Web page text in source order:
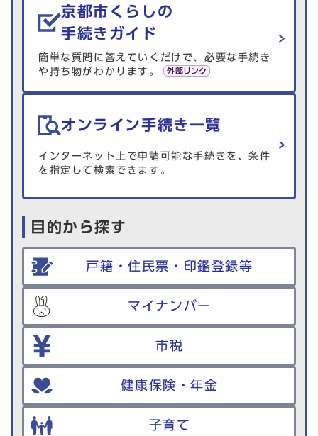
京都市くらしの
手続きガイド
簡単な質問に答えていくだけで、必要な手続き
や持ち物がわかります。
オンライン手続き一覧
インターネット上で申請可能な手続きを、条件
を指定して検索できます。
目的から探す
戸籍・住民票・印鑑登録等
マイナンバー
市税
健康保険・年金
子育て